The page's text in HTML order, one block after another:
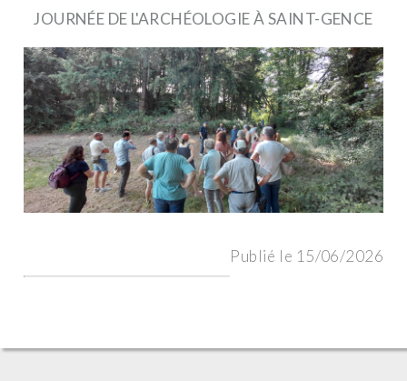
JOURNÉE DE L'ARCHÉOLOGIE À SAINT-GENCE
Publié le 15/06/2026